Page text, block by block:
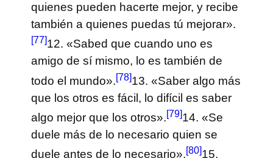
quienes pueden hacerte mejor, y recibe
también a quienes puedas tú mejorar».
[77]12. «Sabed que cuando uno es
amigo de sí mismo, lo es también de
todo el mundo».[78]13. «Saber algo más
que los otros es fácil, lo difícil es saber
algo mejor que los otros».[79]14. «Se
duele más de lo necesario quien se
duele antes de lo necesario».[80]15.